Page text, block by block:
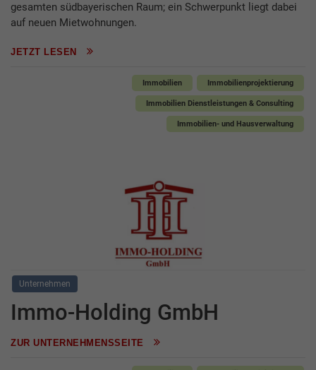
gesamten südbayerischen Raum; ein Schwerpunkt liegt dabei
auf neuen Mietwohnungen.
JETZT LESEN
Immobilien Immobilienprojektierung
Immobilien Dienstleistungen & Consulting
Immobilien- und Hausverwaltung
Unternehmen
Immo-Holding GmbH
ZUR UNTERNEHMENSSEITE